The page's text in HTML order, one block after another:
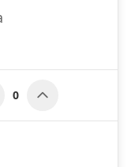
0